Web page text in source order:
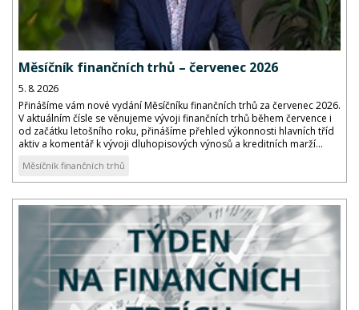
Měsíčník finančních trhů – červenec 2026
5. 8. 2026
Přinášíme vám nové vydání Měsíčníku finančních trhů za červenec 2026.
V aktuálním čísle se věnujeme vývoji finančních trhů během července i
od začátku letošního roku, přinášíme přehled výkonnosti hlavních tříd
aktiv a komentář k vývoji dluhopisových výnosů a kreditních marží...
Měsíčník finančních trhů